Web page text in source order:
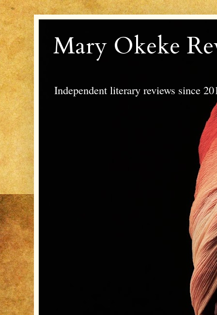
Mary Okeke
Independent literary reviews since